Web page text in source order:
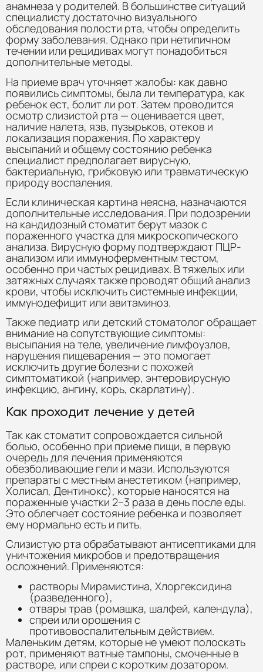
анамнеза у родителей. В большинстве ситуаций
специалисту достаточно визуального
обследования полости рта, чтобы определить
форму заболевания. Однако при нетипичном
течении или рецидивах могут понадобиться
дополнительные методы.
На приеме врач уточняет жалобы: как давно
появились симптомы, была ли температура, как
ребенок ест, болит ли рот. Затем проводится
осмотр слизистой рта — оценивается цвет,
наличие налета, язв, пузырьков, отеков и
локализация поражения. По характеру
высыпаний и общему состоянию ребенка
специалист предполагает вирусную,
бактериальную, грибковую или травматическую
природу воспаления.
Если клиническая картина неясна, назначаются
дополнительные исследования. При подозрении
на кандидозный стоматит берут мазок с
пораженного участка для микроскопического
анализа. Вирусную форму подтверждают ПЦР-
анализом или иммуноферментным тестом,
особенно при частых рецидивах. В тяжелых или
затяжных случаях также проводят общий анализ
крови, чтобы исключить системные инфекции,
иммунодефицит или авитаминоз.
Также педиатр или детский стоматолог обращает
внимание на сопутствующие симптомы:
высыпания на теле, увеличение лимфоузлов,
нарушения пищеварения — это помогает
исключить другие болезни с похожей
симптоматикой (например, энтеровирусную
инфекцию, ангину, корь, скарлатину).
Как проходит лечение у детей
Так как стоматит сопровождается сильной
болью, особенно при приеме пищи, в первую
очередь для лечения применяются
обезболивающие гели и мази. Используются
препараты с местным анестетиком (например,
Холисал, Дентинокс), которые наносятся на
пораженные участки 2–3 раза в день после еды.
Это облегчает состояние ребенка и позволяет
ему нормально есть и пить.
Слизистую рта обрабатывают антисептиками для
уничтожения микробов и предотвращения
осложнений. Применяются:
растворы Мирамистина, Хлоргексидина
(разведенного),
отвары трав (ромашка, шалфей, календула),
спреи или орошения с
противовоспалительным действием.
Маленьким детям, которые не умеют полоскать
рот, применяют ватные тампоны, смоченные в
растворе, или спреи с коротким дозатором.